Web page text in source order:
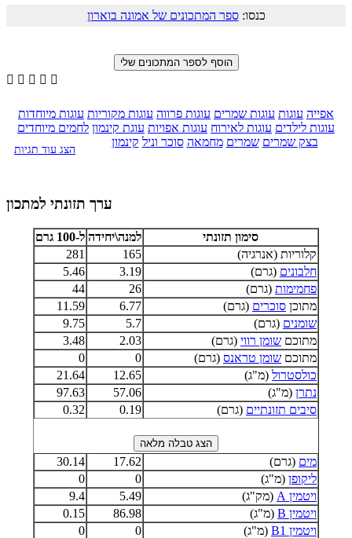
כנסו:ספר המתכונים של אמונה בוארון
    
אפייה עוגות עוגות שמרים עוגות פרווה עוגות מקוריות עוגות מיוחדות
עוגות לילדים עוגות לאירוח עוגות אפויות עוגת קינמון לחמים מיוחדים
בצק שמרים שמרים מחמאה סוכר וניל קינמון
הצג עוד תגיות
ערך תזונתי למתכון
סימון תזונתי למנה\יחידה ל-100 גרם
קלוריות (אנרגיה)
165
281
חלבונים (גרם) 3.19
5.46
פחמימות (גרם) 26
44
מתוכן סוכרים (גרם) 6.77
11.59
שומנים (גרם) 5.7
9.75
מתוכם שומן רווי (גרם) 2.03
3.48
מתוכם שומן טראנס (גרם) 0
0
כולסטרול (מ"ג) 12.65
21.64
נתרן (מ"ג) 57.06
97.63
סיבים תזונתיים (גרם) 0.19
0.32
מים (גרם) 17.62
30.14
ליקופן (מ"ג) 0
0
ויטמין A
(מק"ג) 5.49
9.4
ויטמין B
(מ"ג) 86.98
0.15
ויטמין B1
(מ"ג) 0
0